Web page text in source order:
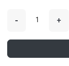
- +